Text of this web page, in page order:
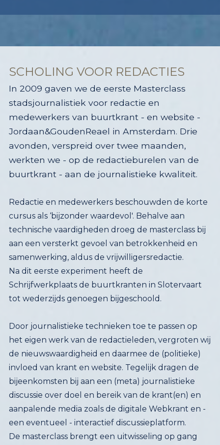
SCHOLING VOOR REDACTIES
In 2009 gaven we de eerste Masterclass
stadsjournalistiek voor redactie en
medewerkers van buurtkrant - en website -
Jordaan&GoudenReael in Amsterdam. Drie
avonden, verspreid over twee maanden,
werkten we - op de redactieburelen van de
buurtkrant - aan de journalistieke kwaliteit.
Redactie en medewerkers beschouwden de korte
cursus als ‘bijzonder waardevol'. Behalve aan
technische vaardigheden droeg de masterclass bij
aan een versterkt gevoel van betrokkenheid en
samenwerking, aldus de vrijwilligersredactie.
Na dit eerste experiment heeft de
Schrijfwerkplaats de buurtkranten in Slotervaart
tot wederzijds genoegen bijgeschoold.
Door journalistieke technieken toe te passen op
het eigen werk van de redactieleden, vergroten wij
de nieuwswaardigheid en daarmee de (politieke)
invloed van krant en website. Tegelijk dragen de
bijeenkomsten bij aan een (meta) journalistieke
discussie over doel en bereik van de krant(en) en
aanpalende media zoals de digitale Webkrant en -
een eventueel - interactief discussieplatform.
De masterclass brengt een uitwisseling op gang